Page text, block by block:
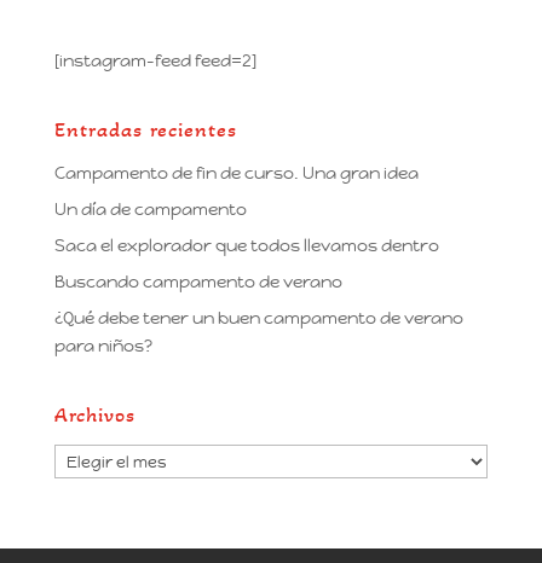
[instagram-feed feed=2]
Entradas recientes
Campamento de fin de curso. Una gran idea
Un día de campamento
Saca el explorador que todos llevamos dentro
Buscando campamento de verano
¿Qué debe tener un buen campamento de verano
para niños?
Archivos
Archivos